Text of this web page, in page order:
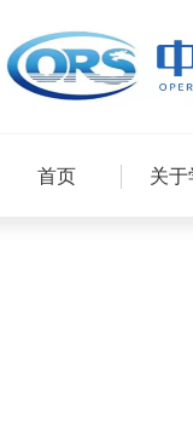
首页 关于